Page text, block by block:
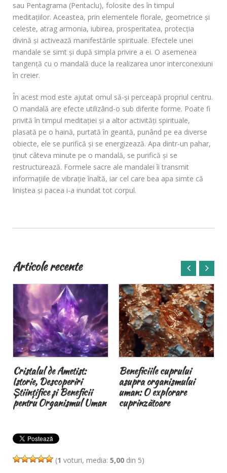
sau Pentagrama (Pentaclu), folosite des în timpul
meditaţiilor. Aceastea, prin elementele florale, geometrice şi
celeste, atrag armonia, iubirea, prosperitatea, protecţia
divină şi activează manifestările spirituale. Efectele unei
mandale se simt şi după simpla privire a ei. O asemenea
tangenţă cu o mandală duce la realizarea unor interconexiuni
în creier.
În acest mod este ajutat omul să-şi perceapă propriul centru.
O mandală are efecte utilizând-o sub diferite forme. Poate fi
privită în timpul meditaţiei şi a altor activităţi spirituale,
plasată pe o haină, purtată în geantă, punând pe ea diverse
obiecte, ele se purifică şi se energizează. Apa dintr-un pahar,
ţinut câteva minute pe o mandală, se purifică şi se
restructurează. Formele sacre ale mandalei îi transmit
informaţiile de vibraţie înaltă, iar cel care bea apa simte că
liniştea şi pacea i-a inundat tot corpul.
Articole recente
Cristalul de Ametist:
Istorie, Descoperiri
Științifice și Beneficii
pentru Organismul Uman
Beneficiile cuprului
asupra organismului
uman: O explorare
cuprinzătoare
(1 voturi, media: 5,00 din 5)